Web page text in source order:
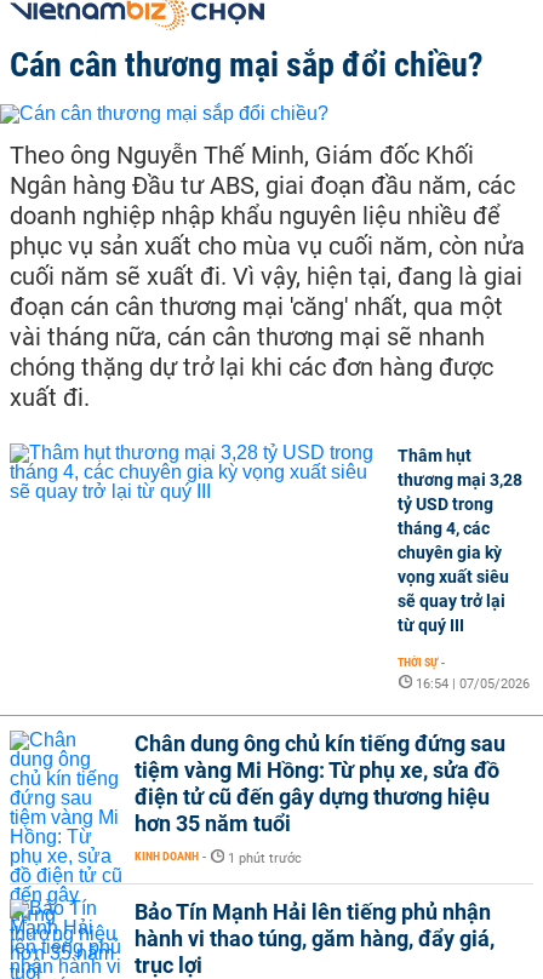
Cán cân thương mại sắp đổi chiều?
Theo ông Nguyễn Thế Minh, Giám đốc Khối
Ngân hàng Đầu tư ABS, giai đoạn đầu năm, các
doanh nghiệp nhập khẩu nguyên liệu nhiều để
phục vụ sản xuất cho mùa vụ cuối năm, còn nửa
cuối năm sẽ xuất đi. Vì vậy, hiện tại, đang là giai
đoạn cán cân thương mại 'căng' nhất, qua một
vài tháng nữa, cán cân thương mại sẽ nhanh
chóng thặng dự trở lại khi các đơn hàng được
xuất đi.
Thâm hụt
thương mại 3,28
tỷ USD trong
tháng 4, các
chuyên gia kỳ
vọng xuất siêu
sẽ quay trở lại
từ quý III
THỜI SỰ -
16:54 | 07/05/2026
Chân dung ông chủ kín tiếng đứng sau
tiệm vàng Mi Hồng: Từ phụ xe, sửa đồ
điện tử cũ đến gây dựng thương hiệu
hơn 35 năm tuổi
KINH DOANH - 1 phút trước
Bảo Tín Mạnh Hải lên tiếng phủ nhận
hành vi thao túng, găm hàng, đẩy giá,
trục lợi